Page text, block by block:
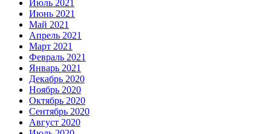
Июль 2021
Июнь 2021
Май 2021
Апрель 2021
Март 2021
Февраль 2021
Январь 2021
Декабрь 2020
Ноябрь 2020
Октябрь 2020
Сентябрь 2020
Август 2020